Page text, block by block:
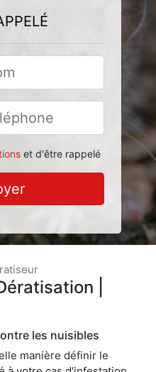
et d'être rappelé
|
les nuisibles
manière définir le